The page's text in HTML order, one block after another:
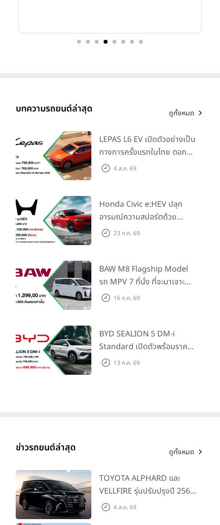
ประเทศไทย
ทั้งนี้ นายฉัตวิทัย ถือเป็นผู้บริหารที่มีความเชี่ยวชาญ
ในด้านการสื่อสาร และการตลาดรวมถึงการบริหารงานในระดับสูง
มาก แต่ในอีกมุมหนึ่ง ตลาดแห่งนี้ยังเต็มไปด้วยเสน่ห์และโอกาส
โดยเฉพาะในกลุ่มยานยนต์พลังงานทางเลือกซึ่งในปีนี้มีอัตราการ
เปลี่ยนแปลงของพฤติกรรมผู้บริโภคที่เปิดรับเทคโนโลยีและ
นวัตกรรมใหม่มากขึ้น แม้จะอยู่ท่ามกลางสภาวะเศรษฐกิจที่ท้าทาย
ผู้บริโภคยังคงมองหารถยนต์ที่ตอบโจทย์ทั้งด้านความคุ้มค่า
เทคโนโลยี และไลฟ์สไตล์การใช้งานในชีวิตประจำวัน”
บทความรถยนต์ล่าสุด ดูทั้งหมด
LEPAS L6 EV เปิดตัวอย่างเป็น
ทางการครั้งแรกในไทย ตอกย้ำ
วิสัยทัศน์ “Drive Your
4 ส.ค. 69
Honda Civic e:HEV ปลุก
อารมณ์ความสปอร์ตด้วย
Honda S+ Shift ครั้งแรกใน
Traffic Monitor เพียงจอง
ภายใน 31 ก.ค. 2569 รับบัตร
น้ำมันมูลค่า 10,000 บาท
23 ก.ค. 69
BAW M8 Flagship Model
รถ MPV 7 ที่นั่ง ที่จะมาเจาะ
ตลาดครอบครัวและองค์กรยุค
แรก)
16 ก.ค. 69
BYD SEALION 5 DM-i
Standard เปิดตัวพร้อมราคา
คาดการณ์ 699,900 บาท รุ่น
13 ก.ค. 69
ข่าวรถยนต์ล่าสุด ดูทั้งหมด
TOYOTA ALPHARD และ
VELLFIRE รุ่นปรับปรุงปี 2569
พร้อมรุ่นย่อยใหม่ HEV
4 ส.ค. 69